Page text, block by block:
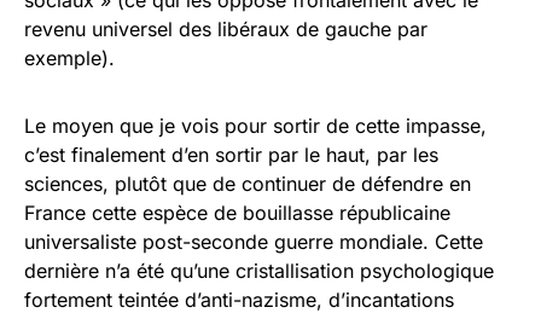
revenu universel des libéraux de gauche par
exemple).
Le moyen que je vois pour sortir de cette impasse,
c’est finalement d’en sortir par le haut, par les
sciences, plutôt que de continuer de défendre en
France cette espèce de bouillasse républicaine
universaliste post-seconde guerre mondiale. Cette
dernière n’a été qu’une cristallisation psychologique
fortement teintée d’anti-nazisme, d’incantations